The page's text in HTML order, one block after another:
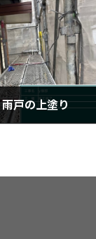
戸の上塗り